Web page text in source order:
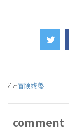
-冒険終盤
comment